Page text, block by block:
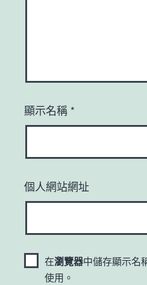
顯示名稱 *
個人網站網址
在瀏覽器中儲存顯示名
使用。